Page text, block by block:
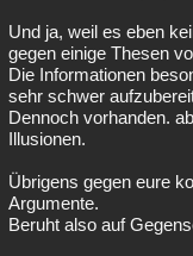
Und ja, weil es eben
gegen einige Thesen
Die Informationen
sehr schwer
Dennoch vorhanden.
Illusionen.
Übrigens gegen eure
Argumente.
Beruht also auf